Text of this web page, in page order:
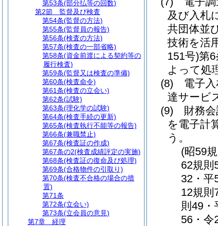
及び入札
共団体並
技術を活
151号)第
よって処
(8)
電子
達サービ
(9)
財務
を電子計
う。
(昭59
62規則
32・平
12規則
則49・
56・令
第53条(部分払等の回数)
第2節
監督及び検査
第54条(監督の方法)
第55条(監督員の報告)
第56条(検査の方法)
第57条(検査の一部省略)
第58条(資金前渡による契約等の
履行検査)
第59条(監督又は検査の準備)
第60条(検査命令)
第61条(検査の立会い)
第62条(試験)
第63条(理化学の試験)
第64条(検査手続の更新)
第65条(検査執行不能等の報告)
第66条(兼職禁止)
第67条(検査証の作成)
第67条の2(検査成績評定の実施)
第68条(検査証の復命及び処理)
第69条(合格物件の引取り)
第70条(検査不合格の場合の措
置)
第71条
第72条(立会い)
第73条(立会員の意見)
第7章
経理